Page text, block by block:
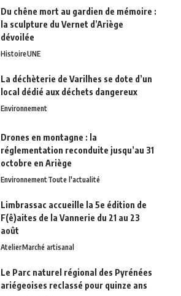
Du chêne mort au gardien de mémoire :
la sculpture du Vernet d’Ariège
dévoilée
HistoireUNE
La déchèterie de Varilhes se dote d’un
local dédié aux déchets dangereux
Environnement
Drones en montagne : la
réglementation reconduite jusqu’au 31
octobre en Ariège
EnvironnementToute l'actualité
Limbrassac accueille la 5e édition de
F(ê)aites de la Vannerie du 21 au 23
août
AtelierMarché artisanal
Le Parc naturel régional des Pyrénées
ariégeoises reclassé pour quinze ans